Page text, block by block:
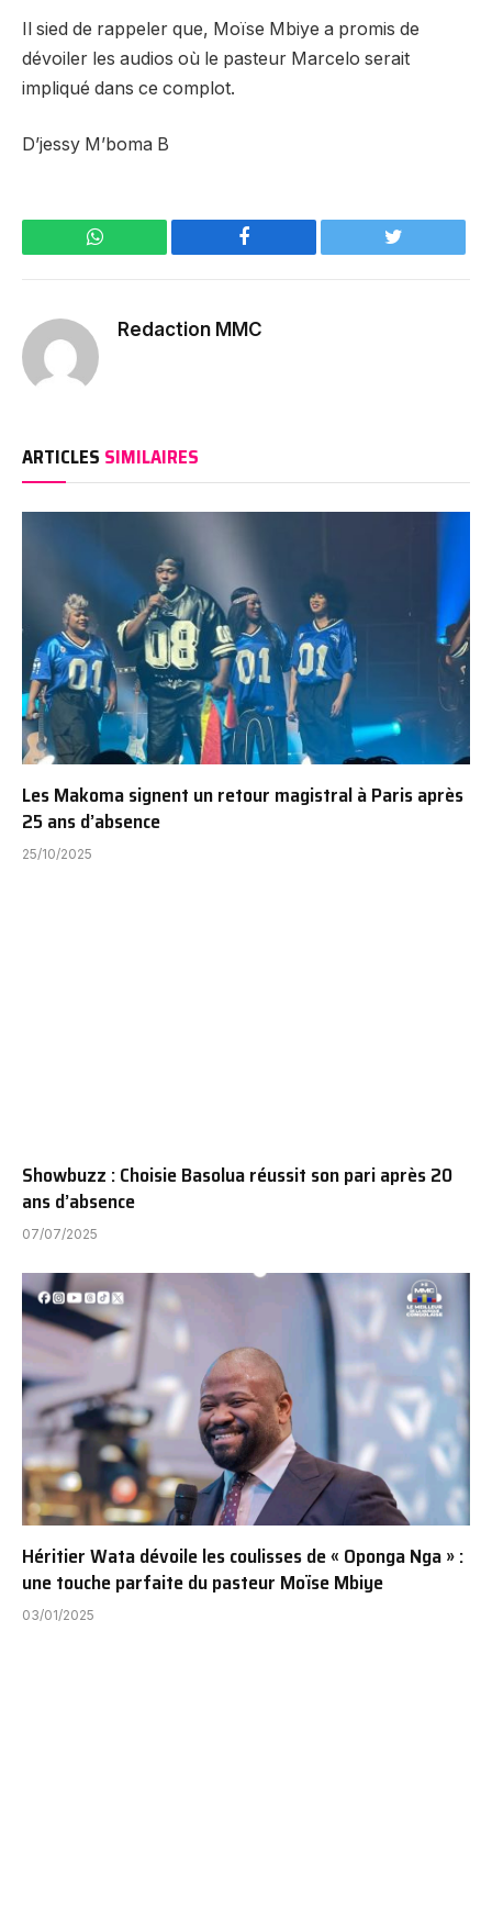
Il sied de rappeler que, Moïse Mbiye a promis de
dévoiler les audios où le pasteur Marcelo serait
impliqué dans ce complot.
D’jessy M’boma B
WhatsApp Facebook Twitter
Redaction MMC
ARTICLES SIMILAIRES
Les Makoma signent un retour magistral à Paris après
25 ans d’absence
25/10/2025
Showbuzz : Choisie Basolua réussit son pari après 20
ans d’absence
07/07/2025
Héritier Wata dévoile les coulisses de « Oponga Nga » :
une touche parfaite du pasteur Moïse Mbiye
03/01/2025